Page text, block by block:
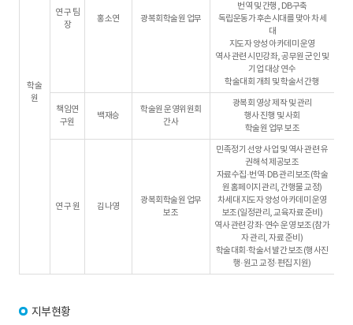
학술
원
연 구 팀
장
홍소연 광복회학술원 업무
번역 및 간행, DB구축
독립운동가 후손시대를 맞아 차세
대
지도자 양성 아카데미 운영
역사 관련 시민강좌, 공무원 군인 및
기업 대상 연수
학술대회 개최 및 학술서 간행
책임연
구원
백재승
학술원 운영위원회
간사
광복회 영상 제작 및 관리
행사 진행 및 사회
학술원 업무 보조
연 구 원 김나영
광복회학술원 업무
보조
민족정기 선양 사업 및 역사 관련 유
권해석 제공보조
자료수집·번역·DB 관리 보조(학술
원 홈페이지 관리, 간행물 교정)
차세대 지도자 양성 아카데미 운영
보조(일정관리, 교육자료 준비)
역사 관련 강좌·연수 운영 보조(참가
자 관리, 자료 준비)
학술대회·학술서 발간 보조(행사진
행·원고 교정·편집 지원)
지부현황